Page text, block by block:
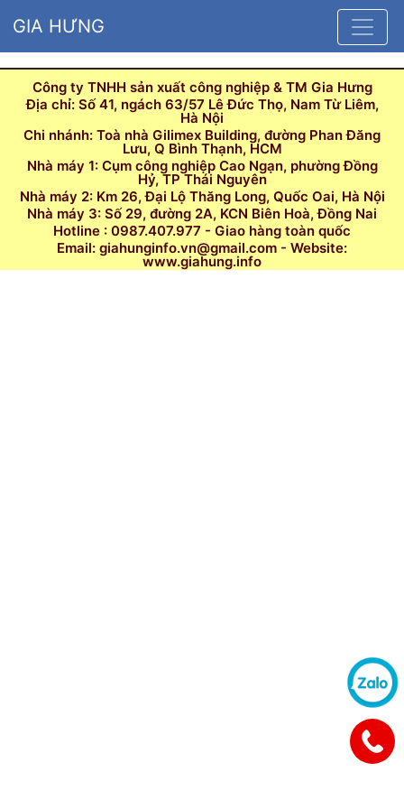
GIA HƯNG
Công ty TNHH sản xuất công nghiệp & TM Gia Hưng
Địa chỉ: Số 41, ngách 63/57 Lê Đức Thọ, Nam Từ Liêm,
Hà Nội
Chi nhánh: Toà nhà Gilimex Building, đường Phan Đăng
Lưu, Q Bình Thạnh, HCM
Nhà máy 1: Cụm công nghiệp Cao Ngạn, phường Đồng
Hỷ, TP Thái Nguyên
Nhà máy 2: Km 26, Đại Lộ Thăng Long, Quốc Oai, Hà Nội
Nhà máy 3: Số 29, đường 2A, KCN Biên Hoà, Đồng Nai
Hotline : 0987.407.977 - Giao hàng toàn quốc
Email: giahunginfo.vn@gmail.com - Website:
www.giahung.info